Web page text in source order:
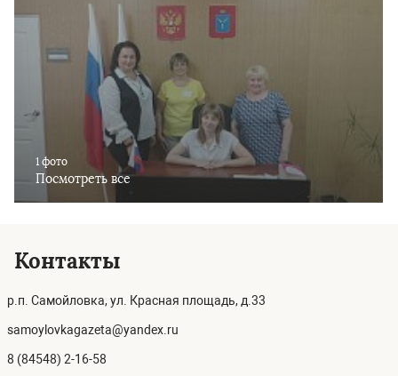
1 фото
Посмотреть все
Контакты
р.п. Самойловка, ул. Красная площадь, д.33
samoylovkagazeta@yandex.ru
8 (84548) 2-16-58